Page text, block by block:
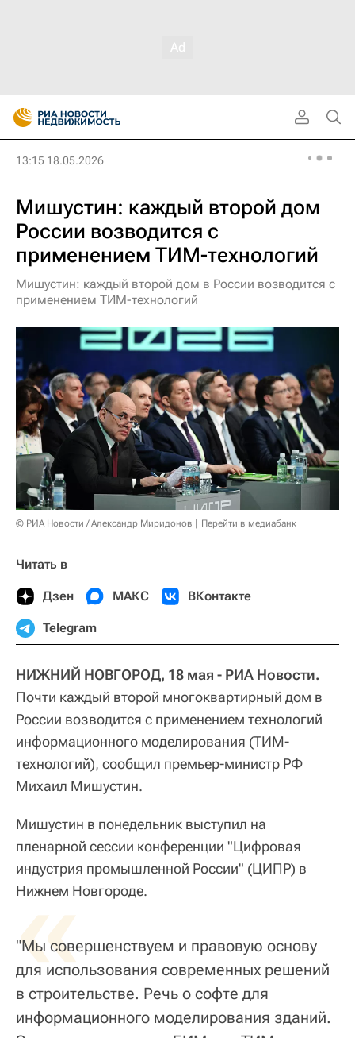
13:15 18.05.2026
Мишустин: каждый второй дом
России возводится с
применением ТИМ-технологий
Мишустин: каждый второй дом в России возводится с
применением ТИМ-технологий
© РИА Новости / Александр Миридонов Перейти в медиабанк
Читать в
Дзен МАКС ВКонтакте
Telegram
НИЖНИЙ НОВГОРОД, 18 мая - РИА Новости.
Почти каждый второй многоквартирный дом в
России возводится с применением технологий
информационного моделирования (ТИМ-
технологий), сообщил премьер-министр РФ
Михаил Мишустин.
Мишустин в понедельник выступил на
пленарной сессии конференции "Цифровая
индустрия промышленной России" (ЦИПР) в
Нижнем Новгороде.
«
"Мы совершенствуем и правовую основу
для использования современных решений
в строительстве. Речь о софте для
информационного моделирования зданий.